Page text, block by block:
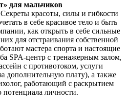
для мальчиков
красоты, силы и гибкости
в себе красивое тело и быть
как открыть в себе сильные
для отстраивания собственной
мастера спорта и настоящие
SPA-центр с тренажерным залом,
с противотоком, услуги
дополнительную плату), а также
работающий с раскрытием
потенциала личности.